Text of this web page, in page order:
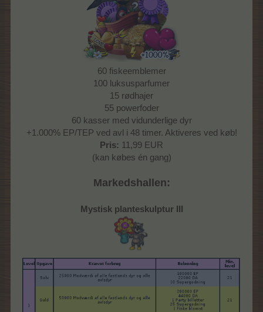
60 fiskeemblemer
100 luksusparfumer
15 rødhajer
55 powerfoder
60 kasser med vidunderlige dyr
+1.000% EP/TEP ved avl i 48 timer. Aktiveres ved køb!
Pris: 11,99 EUR
(kan købes én gang)
Markedshallen:
Mystisk planteskulptur III